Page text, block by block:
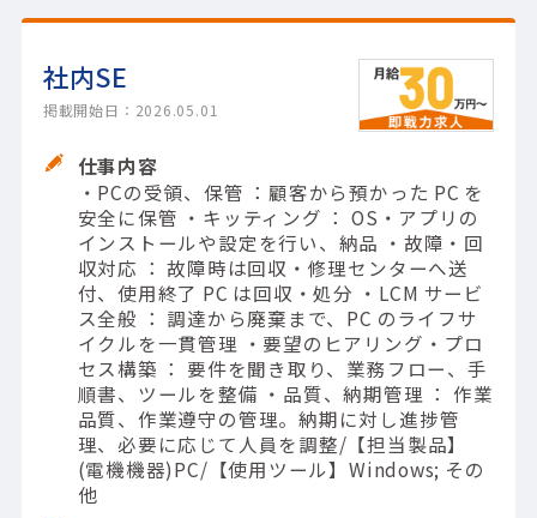
社内SE
掲載開始日：2026.05.01
仕事内容
・PCの受領、保管 ：顧客から預かった PC を
安全に保管 ・キッティング ： OS・アプリの
インストールや設定を行い、納品 ・故障・回
収対応 ： 故障時は回収・修理センターへ送
付、使用終了 PC は回収・処分 ・LCM サービ
ス全般 ： 調達から廃棄まで、PC のライフサ
イクルを一貫管理 ・要望のヒアリング・プロ
セス構築 ： 要件を聞き取り、業務フロー、手
順書、ツールを整備 ・品質、納期管理 ： 作業
品質、作業遵守の管理。納期に対し進捗管
理、必要に応じて人員を調整/【担当製品】
(電機機器)PC/【使用ツール】Windows; その
他